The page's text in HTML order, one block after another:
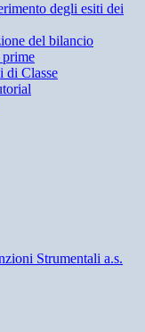
degli esiti dei
del bilancio
prime
di Classe
Strumentali a.s.